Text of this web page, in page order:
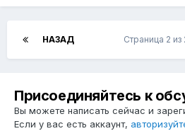
НАЗАД Страница 2 из
Присоединяйтесь к
Вы можете написать сейчас и
Если у вас есть аккаунт,